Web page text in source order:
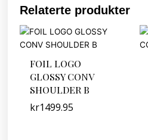
Relaterte produkter
FOIL LOGO
GLOSSY CONV
SHOULDER B
kr1499.95